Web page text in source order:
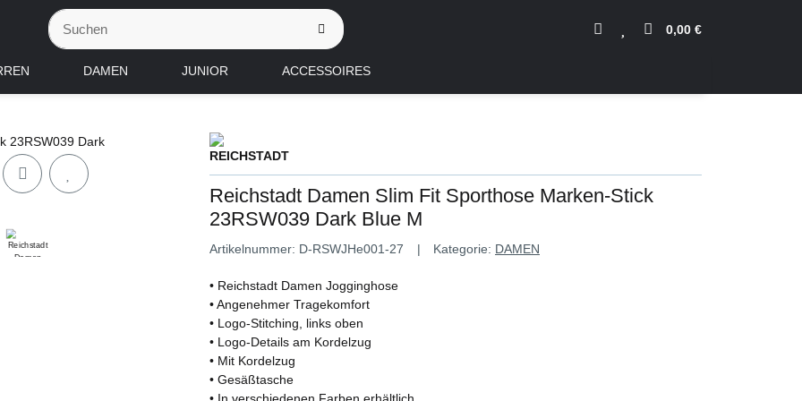
0,00 €
DAMEN JUNIOR ACCESSOIRES
Reichstadt Damen Slim Fit Sporthose Marken-Stick
23RSW039 Dark Blue M
Artikelnummer: D-RSWJHe001-27 Kategorie: DAMEN
• Reichstadt Damen Jogginghose
• Angenehmer Tragekomfort
• Logo-Stitching, links oben
• Logo-Details am Kordelzug
• Mit Kordelzug
• Gesäßtasche
• In verschiedenen Farben erhältlich